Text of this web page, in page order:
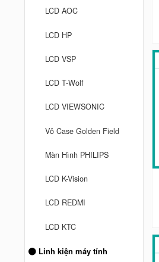
LCD AOC
LCD HP
LCD VSP
LCD T-Wolf
LCD VIEWSONIC
Vỏ Case Golden Field
Màn Hình PHILIPS
LCD K-Vision
LCD REDMI
LCD KTC
Linh kiện máy tính